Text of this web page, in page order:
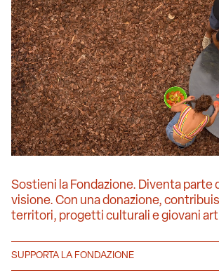
Sostieni la Fondazione. Diventa parte
visione. Con una donazione,
territori, progetti culturali e giovani
SUPPORTA LA FONDAZIONE